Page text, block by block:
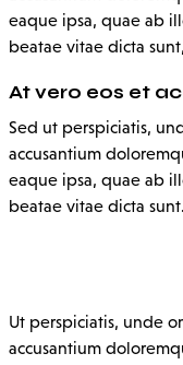
eaque ipsa, quae ab
beatae vitae dicta
At vero eos et
Sed ut perspiciatis,
accusantium
eaque ipsa, quae ab
beatae vitae dicta sunt.
Ut perspiciatis, unde
accusantium